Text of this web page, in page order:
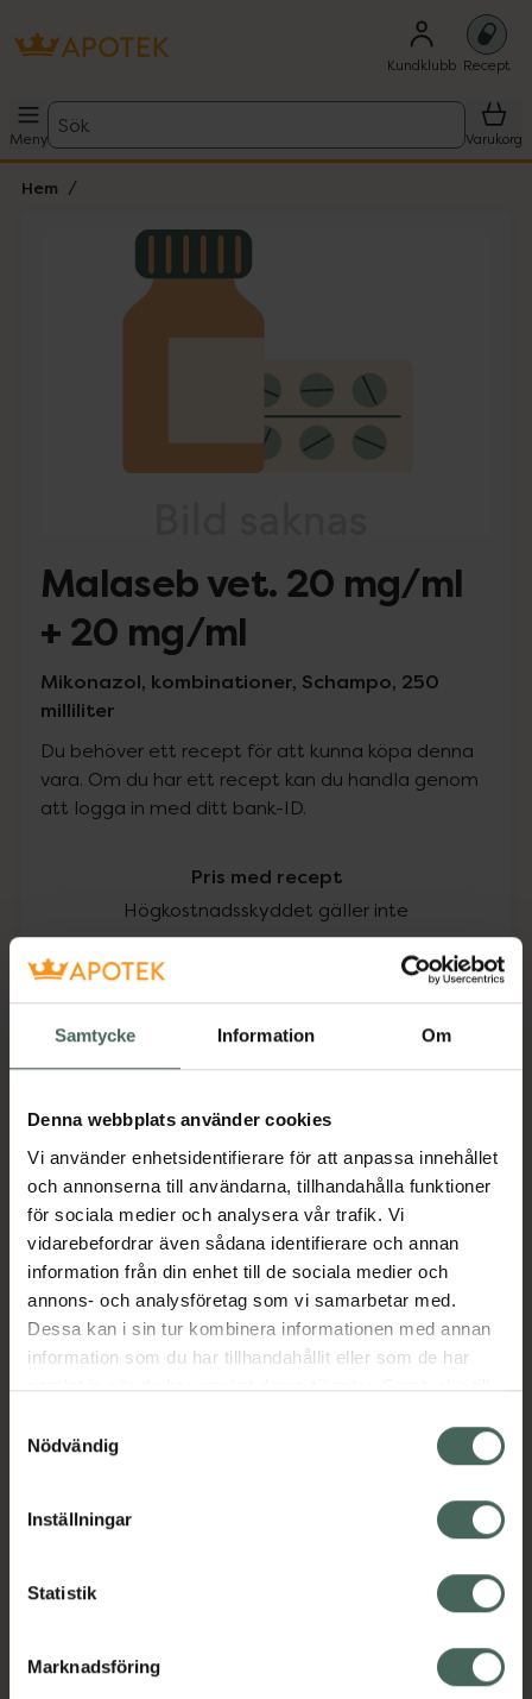
Samtycke Information Om
Denna webbplats använder cookies
Vi använder enhetsidentifierare för att anpassa innehållet
och annonserna till användarna, tillhandahålla funktioner
för sociala medier och analysera vår trafik. Vi
vidarebefordrar även sådana identifierare och annan
information från din enhet till de sociala medier och
annons- och analysföretag som vi samarbetar med.
Dessa kan i sin tur kombinera informationen med annan
information som du har tillhandahållit eller som de har
samlat in när du har använt deras tjänster. Samtycke till
återkalla ditt samtycke via webbplatsens
cookieinställningar. Ett återkallat samtycke påverkar inte
lagligheten av behandling som skett innan återkallelsen.
Nödvändig
Inställningar
Statistik
Marknadsföring
Kundklubb Recept
Meny
Sök
Varukorg
Hem
Lista: . Innehåller 1 objekt.
Malaseb vet. 20 mg/ml
+ 20 mg/ml
Mikonazol, kombinationer, Schampo, 250
milliliter
Du behöver ett recept för att kunna köpa denna
vara. Om du har ett recept kan du handla genom
att logga in med ditt bank-ID.
Pris med recept
Högkostnadsskyddet gäller inte
310,88 kr
Köp via ditt recept
Aktuella erbjudanden
Beskrivning Dölj
Läs alltid bipacksedeln innan
användning.
EAN:07046260420144
syd till Lappland i norr, och online i mobilen och på
hjälpa just dig att må lite bättre. Välkommen att prata